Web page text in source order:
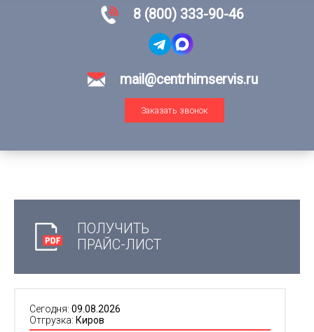
8 (800) 333-90-46
mail@centrhimservis.ru
Заказать звонок
ПОЛУЧИТЬ
ПРАЙС-ЛИСТ
Сегодня: 09.08.2026
Отгрузка: Киров